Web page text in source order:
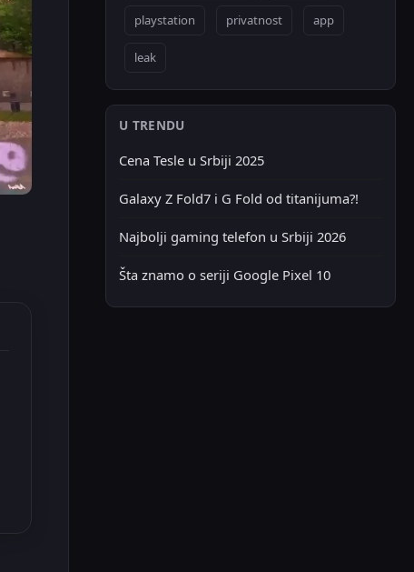
playstation privatnost app
leak
U TRENDU
Cena Tesle u Srbiji 2025
Galaxy Z Fold7 i G Fold od titanijuma?!
Najbolji gaming telefon u Srbiji 2026
Šta znamo o seriji Google Pixel 10